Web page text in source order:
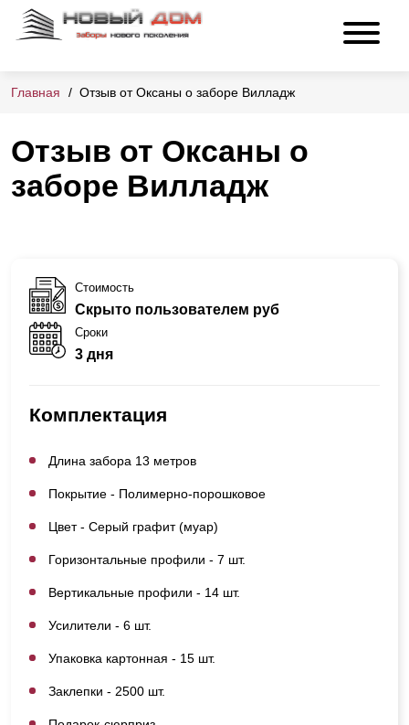
Главная Отзыв от Оксаны о заборе Вилладж
Отзыв от Оксаны о
заборе Вилладж
Стоимость
Скрыто пользователем руб
Сроки
3 дня
Комплектация
Длина забора 13 метров
Покрытие - Полимерно-порошковое
Цвет - Серый графит (муар)
Горизонтальные профили - 7 шт.
Вертикальные профили - 14 шт.
Усилители - 6 шт.
Упаковка картонная - 15 шт.
Заклепки - 2500 шт.